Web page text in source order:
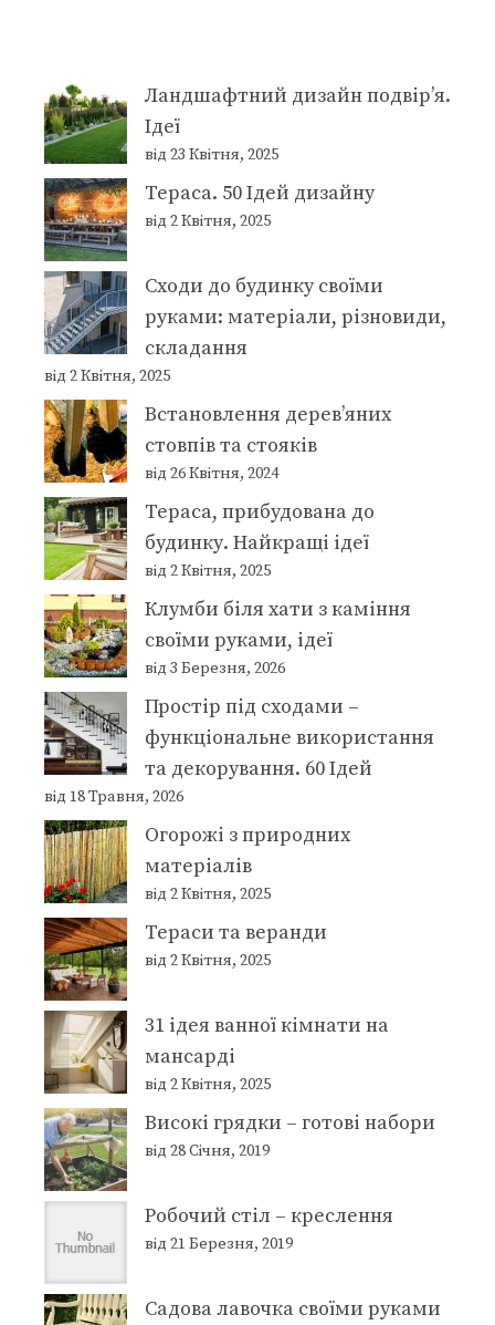
Ландшафтний дизайн подвір’я.
Ідеї
від 23 Квітня, 2025
Тераса. 50 Ідей дизайну
від 2 Квітня, 2025
Сходи до будинку своїми
руками: матеріали, різновиди,
складання
від 2 Квітня, 2025
Встановлення дерев’яних
стовпів та стояків
від 26 Квітня, 2024
Тераса, прибудована до
будинку. Найкращі ідеї
від 2 Квітня, 2025
Клумби біля хати з каміння
своїми руками, ідеї
від 3 Березня, 2026
Простір під сходами –
функціональне використання
та декорування. 60 Ідей
від 18 Травня, 2026
Огорожі з природних
матеріалів
від 2 Квітня, 2025
Тераси та веранди
від 2 Квітня, 2025
31 ідея ванної кімнати на
мансарді
від 2 Квітня, 2025
Високі грядки – готові набори
від 28 Січня, 2019
Робочий стіл – креслення
від 21 Березня, 2019
Садова лавочка своїми руками